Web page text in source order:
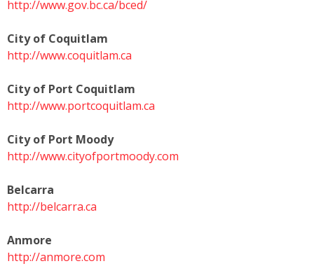
http://www.gov.bc.ca/bced/
City of Coquitlam
http://www.coquitlam.ca
City of Port Coquitlam
http://www.portcoquitlam.ca
City of Port Moody
http://www.cityofportmoody.com
Belcarra
http://belcarra.ca
Anmore
http://anmore.com